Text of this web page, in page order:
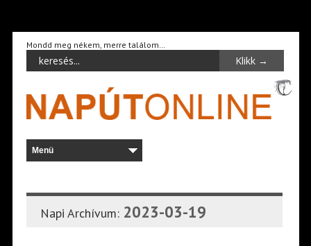
Mondd meg nékem, merre találom…
Napi Archívum: 2023-03-19